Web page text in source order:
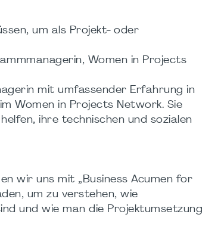
um als Projekt- oder
Women in Projects
mit umfassender Erfahrung in
Women in Projects Network. Sie
ihre technischen und sozialen
wir uns mit „Business Acumen for
um zu verstehen, wie
und wie man die Projektumsetzung